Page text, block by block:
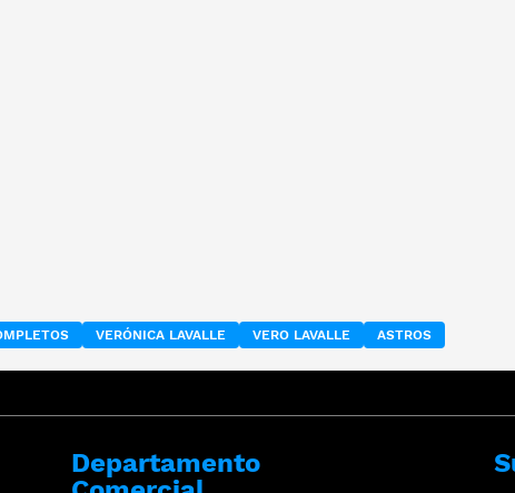
VERÓNICA LAVALLE VERO LAVALLE ASTROS
Departamento